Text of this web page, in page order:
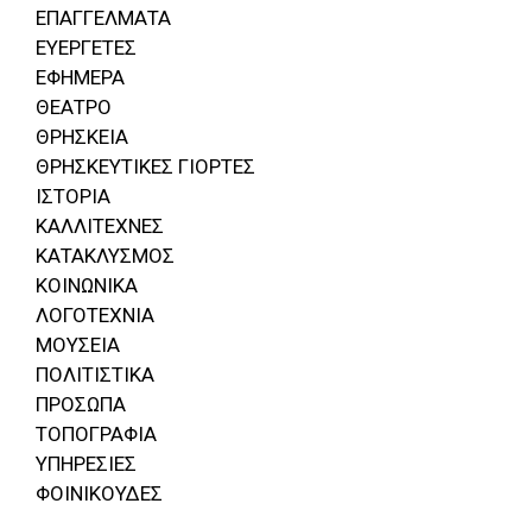
ΕΠΑΓΓΕΛΜΑΤΑ
ΕΥΕΡΓΕΤΕΣ
ΕΦΗΜΕΡΑ
ΘΕΑΤΡΟ
ΘΡΗΣΚΕΙΑ
ΘΡΗΣΚΕΥΤΙΚΕΣ ΓΙΟΡΤΕΣ
ΙΣΤΟΡΙΑ
ΚΑΛΛΙΤΕΧΝΕΣ
ΚΑΤΑΚΛΥΣΜΟΣ
ΚΟΙΝΩΝΙΚΑ
ΛΟΓΟΤΕΧΝΙΑ
ΜΟΥΣΕΙΑ
ΠΟΛΙΤΙΣΤΙΚΑ
ΠΡΟΣΩΠΑ
ΤΟΠΟΓΡΑΦΙΑ
ΥΠΗΡΕΣΙΕΣ
ΦΟΙΝΙΚΟΥΔΕΣ